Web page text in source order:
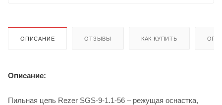
ОПИСАНИЕ ОТЗЫВЫ КАК КУПИТЬ
Описание:
Пильная цепь Rezer SGS-9-1.1-56 – режущая оснастка,